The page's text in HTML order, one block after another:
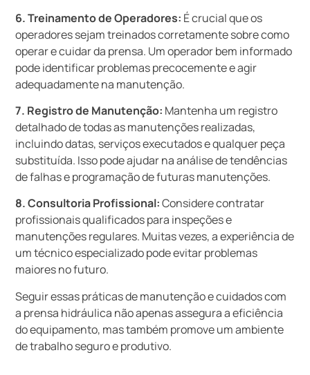
6. Treinamento de Operadores: É crucial que os
operadores sejam treinados corretamente sobre como
operar e cuidar da prensa. Um operador bem informado
pode identificar problemas precocemente e agir
adequadamente na manutenção.
7. Registro de Manutenção: Mantenha um registro
detalhado de todas as manutenções realizadas,
incluindo datas, serviços executados e qualquer peça
substituída. Isso pode ajudar na análise de tendências
de falhas e programação de futuras manutenções.
8. Consultoria Profissional:Considere contratar
profissionais qualificados para inspeções e
manutenções regulares. Muitas vezes, a experiência de
um técnico especializado pode evitar problemas
maiores no futuro.
Seguir essas práticas de manutenção e cuidados com
a prensa hidráulica não apenas assegura a eficiência
do equipamento, mas também promove um ambiente
de trabalho seguro e produtivo.